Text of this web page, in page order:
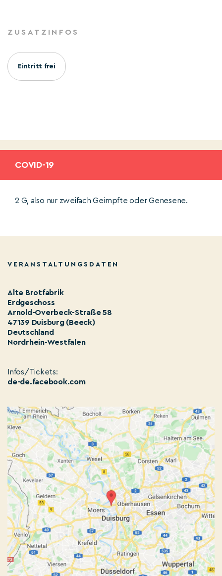
ZUSATZINFOS
Eintritt frei
COVID-19
2 G, also nur zweifach Geimpfte oder Genesene.
VERANSTALTUNGSDATEN
Alte Brotfabrik
Erdgeschoss
Arnold-Overbeck-Straße 58
47139 Duisburg (Beeck)
Deutschland
Nordrhein-Westfalen
Infos/Tickets:
de-de.facebook.com